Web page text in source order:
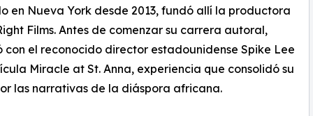
en Nueva York desde 2013, fundó allí la productora
Films. Antes de comenzar su carrera autoral,
con el reconocido director estadounidense Spike Lee
Miracle at St. Anna, experiencia que consolidó su
las narrativas de la diáspora africana.